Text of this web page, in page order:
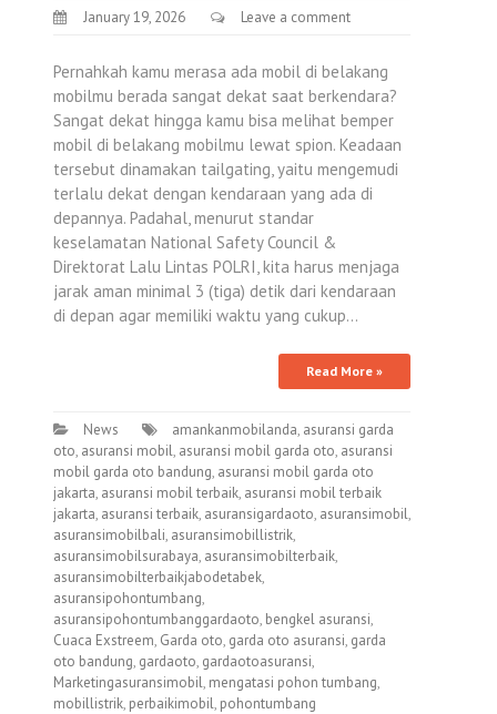
January 19, 2026 Leave a comment
Pernahkah kamu merasa ada mobil di belakang
mobilmu berada sangat dekat saat berkendara?
Sangat dekat hingga kamu bisa melihat bemper
mobil di belakang mobilmu lewat spion. Keadaan
tersebut dinamakan tailgating, yaitu mengemudi
terlalu dekat dengan kendaraan yang ada di
depannya. Padahal, menurut standar
keselamatan National Safety Council &
Direktorat Lalu Lintas POLRI, kita harus menjaga
jarak aman minimal 3 (tiga) detik dari kendaraan
di depan agar memiliki waktu yang cukup…
Read More »
News amankanmobilanda, asuransi garda
oto, asuransi mobil, asuransi mobil garda oto, asuransi
mobil garda oto bandung, asuransi mobil garda oto
jakarta, asuransi mobil terbaik, asuransi mobil terbaik
jakarta, asuransi terbaik, asuransigardaoto, asuransimobil,
asuransimobilbali, asuransimobillistrik,
asuransimobilsurabaya, asuransimobilterbaik,
asuransimobilterbaikjabodetabek,
asuransipohontumbang,
asuransipohontumbanggardaoto, bengkel asuransi,
Cuaca Exstreem, Garda oto, garda oto asuransi, garda
oto bandung, gardaoto, gardaotoasuransi,
Marketingasuransimobil, mengatasi pohon tumbang,
mobillistrik, perbaikimobil, pohontumbang